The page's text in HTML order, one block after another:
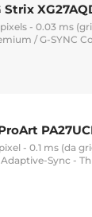
Strix
- 0.03 ms
/ G-SYNC
- 0.1 ms (da
Sync -